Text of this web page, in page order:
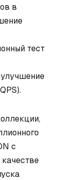
в
тест
с